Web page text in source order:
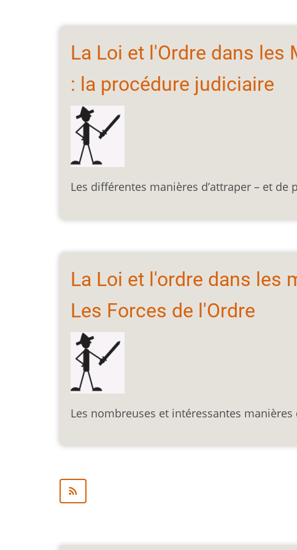
La Loi et l'Ordre dans
: la procédure judiciaire
Les différentes manières d’attraper – et
La Loi et l'ordre dans les
Les Forces de l'Ordre
Les nombreuses et intéressantes